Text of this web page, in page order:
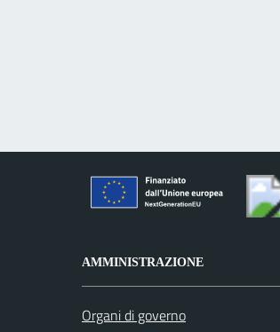
AMMINISTRAZIONE
Organi di governo